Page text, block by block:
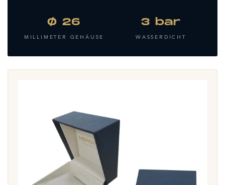
Ø 26
MILLIMETER GEHÄUSE
3 bar
WASSERDICHT